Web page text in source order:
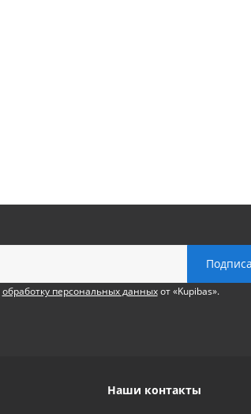
обработку персональных данныхот «Kupibas».
Наши контакты